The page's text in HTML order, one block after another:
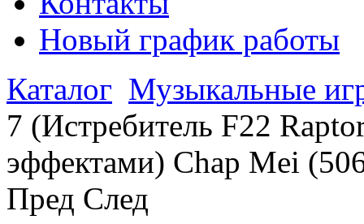
Новый график работы
Каталог Музыкальные
7 (Истребитель F22
эффектами) Chap Mei
Пред След